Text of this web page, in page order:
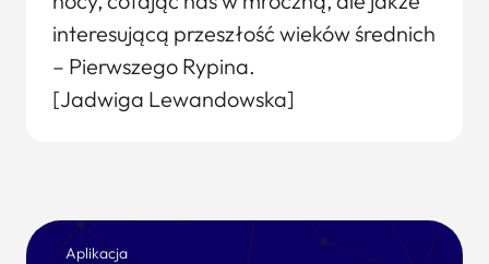
interesującą przeszłość wieków średnich
– Pierwszego Rypina.
[Jadwiga Lewandowska]
Aplikacja